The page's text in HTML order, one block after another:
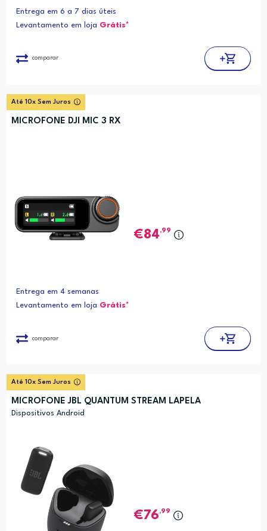
Entrega em 6 a 7 dias úteis
Levantamento em loja Grátis*
comparar
Até 10x Sem Juros
MICROFONE DJI MIC 3 RX
84,99
Entrega em 4 semanas
Levantamento em loja Grátis*
comparar
Até 10x Sem Juros
MICROFONE JBL QUANTUM STREAM LAPELA
Dispositivos Android
76,99